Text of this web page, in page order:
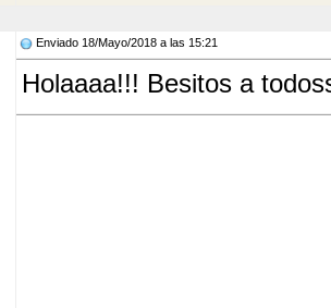
Enviado 18/Mayo/2018 a las 15:21
Holaaaa!!! Besitos a